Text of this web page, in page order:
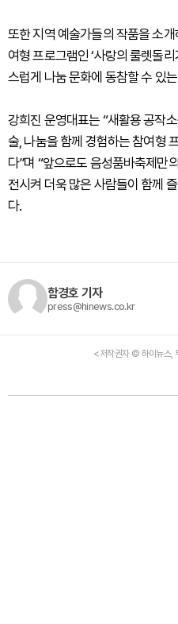
또한 지역 예술가들의 작품을 소개
여형 프로그램인 ‘사랑의 룰렛돌
스럽게 나눔 문화에 동참할 수 있
강희진 운영대표는 “새활용 공작
술, 나눔을 함께 경험하는 참여형
다”며 “앞으로도 음성품바축제만
전시켜 더욱 많은 사람들이 함께
다.
함경호 기자
press@hinews.co.kr
<저작권자 © 하이뉴스,